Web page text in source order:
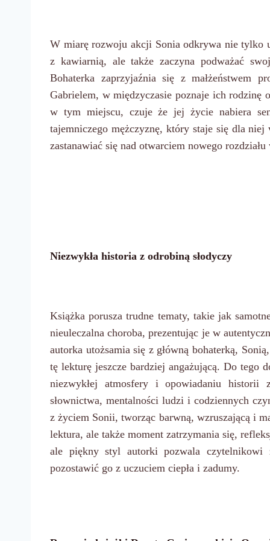
W miarę rozwoju akcji Sonia odkrywa nie tylko
z kawiarnią, ale także zaczyna podważać
Bohaterka zaprzyjaźnia się z małżeństwem
Gabrielem, w międzyczasie poznaje ich rodzinę
w tym miejscu, czuje że jej życie nabiera
tajemniczego mężczyznę, który staje się dla
zastanawiać się nad otwarciem nowego
Niezwykła historia z odrobiną słodyczy
Książka porusza trudne tematy, takie jak
nieuleczalna choroba, prezentując je w
autorka utożsamia się z główną bohaterką,
tę lekturę jeszcze bardziej angażującą. Do tego
niezwykłej atmosfery i opowiadaniu historii
słownictwa, mentalności ludzi i codziennych
z życiem Sonii, tworząc barwną, wzruszającą i
lektura, ale także moment zatrzymania się,
ale piękny styl autorki pozwala
pozostawić go z uczuciem ciepła i zadumy.